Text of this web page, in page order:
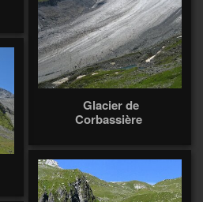
Glacier de
Corbassière